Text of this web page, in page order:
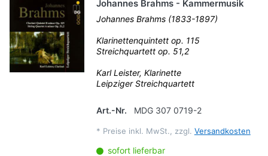
Johannes Brahms - Kammermusik
Johannes Brahms (1833-1897)
Klarinettenquintett op. 115
Streichquartett op. 51,2
Karl Leister, Klarinette
Leipziger Streichquartett
Art.-Nr. MDG 307 0719-2
* Preise inkl. MwSt., zzgl. Versandkosten
sofort lieferbar